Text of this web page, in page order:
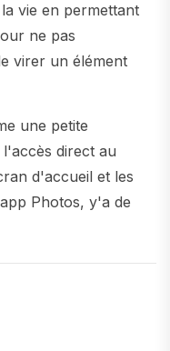
vie en permettant
ne pas
virer un élément
une petite
direct au
d'accueil et les
Photos, y'a de